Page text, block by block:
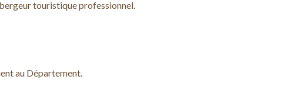
touristique professionnel.
au Département.